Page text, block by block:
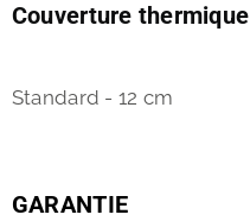
Couverture thermique
Standard - 12 cm
GARANTIE